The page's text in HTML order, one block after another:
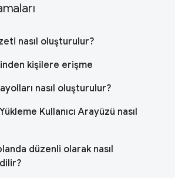
nasıl oluşturulur?
kişilere erişme
nasıl oluşturulur?
Kullanıcı Arayüzü nasıl
düzenli olarak nasıl